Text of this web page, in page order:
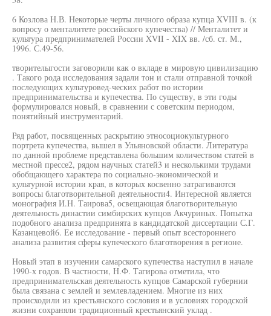
6 Козлова Н.В. Некоторые черты личного образа купца XVIII в. (к
вопросу о менталитете российского купечества) // Менталитет и
культура предпринимателей России XVII - XIX вв. /сб. ст. М.,
1996. С.49-56.
творителыгости заговорили как о вкладе в мировую цивилизацию
. Такого рода исследования задали тон и стали отправной точкой
последующих культуровед-ческих работ по истории
предпринимательства и купечества. По существу, в эти годы
формулировался новый, в сравнении с советским периодом,
понятийный инструментарий.
Ряд работ, посвященных раскрытию этносоциокультурного
портрета купечества, вышел в Ульяновской области. Литература
по данной проблеме представлена большим количеством статей в
местной прессе2, рядом научных статей3 и несколькими трудами
обобщающего характера по социально-экономической и
культурной истории края, в которых косвенно затрагиваются
вопросы благотворительной деятельности4. Интересной является
монография И.Н. Таирова5, освещающая благотворительную
деятельность династии симбирских купцов Акчуриных. Попытка
подобного анализа предпринята в кандидатской диссертации С.Г.
Казанцевой6. Ее исследование - первый опыт всестороннего
анализа развития сферы купеческого благотворения в регионе.
Новый этап в изучении самарского купечества наступил в начале
1990-х годов. В частности, Н.Ф. Тагирова отметила, что
предпринимательская деятельность купцов Самарской губернии
была связана с землей и землевладением. Многие из них
происходили из крестьянского сословия и в условиях городской
жизни сохраняли традиционный крестьянский уклад .